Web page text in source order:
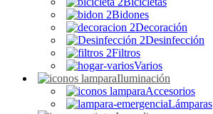
Bidones
Decoración
Desinfección
Filtros
Varios
Iluminación
Accesorios
Lámparas